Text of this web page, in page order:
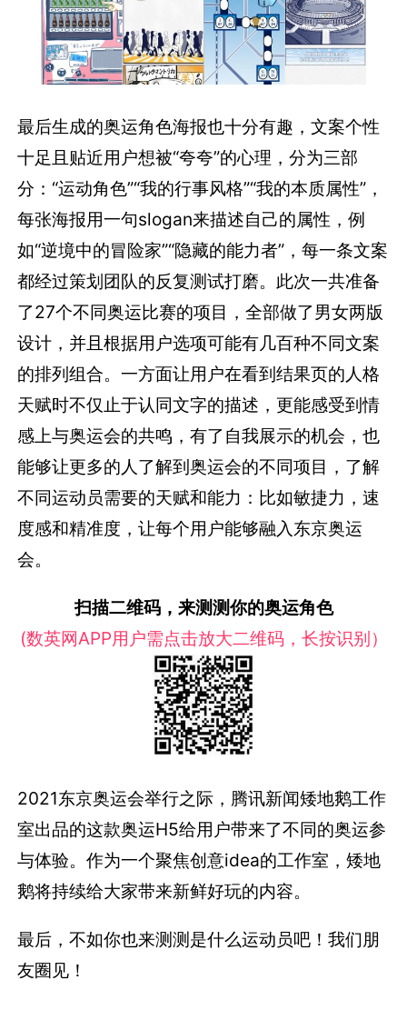
最后生成的奥运角色海报也十分有趣，文案个性
十足且贴近用户想被“夸夸”的心理，分为三部
分：“运动角色”“我的行事风格”“我的本质属性”，
每张海报用一句slogan来描述自己的属性，例
如“逆境中的冒险家”“隐藏的能力者”，每一条文案
都经过策划团队的反复测试打磨。此次一共准备
了27个不同奥运比赛的项目，全部做了男女两版
设计，并且根据用户选项可能有几百种不同文案
的排列组合。一方面让用户在看到结果页的人格
天赋时不仅止于认同文字的描述，更能感受到情
感上与奥运会的共鸣，有了自我展示的机会，也
能够让更多的人了解到奥运会的不同项目，了解
不同运动员需要的天赋和能力：比如敏捷力，速
度感和精准度，让每个用户能够融入东京奥运
会。
扫描二维码，来测测你的奥运角色
(数英网APP用户需点击放大二维码，长按识别）
2021东京奥运会举行之际，腾讯新闻矮地鹅工作
室出品的这款奥运H5给用户带来了不同的奥运参
与体验。作为一个聚焦创意idea的工作室，矮地
鹅将持续给大家带来新鲜好玩的内容。
最后，不如你也来测测是什么运动员吧！我们朋
友圈见！